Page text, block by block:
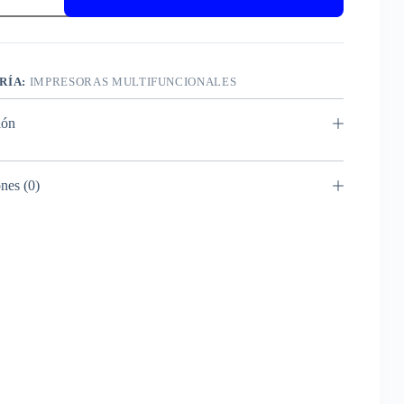
IMPRESORAS MULTIFUNCIONALES
(0)